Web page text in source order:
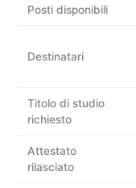
Posti disponibili
Destinatari
Titolo di studio
richiesto
Attestato
rilasciato